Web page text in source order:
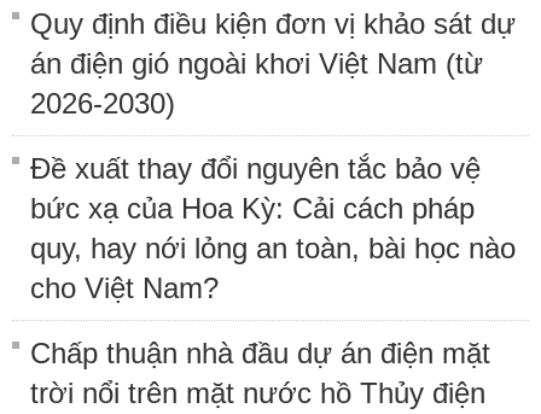
Quy định điều kiện đơn vị khảo sát dự
án điện gió ngoài khơi Việt Nam (từ
2026-2030)
Đề xuất thay đổi nguyên tắc bảo vệ
bức xạ của Hoa Kỳ: Cải cách pháp
quy, hay nới lỏng an toàn, bài học nào
cho Việt Nam?
Chấp thuận nhà đầu dự án điện mặt
trời nổi trên mặt nước hồ Thủy điện